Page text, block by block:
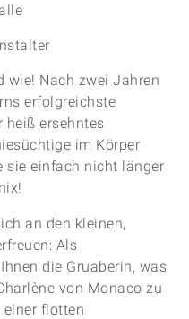
wie! Nach zwei Jahren
erfolgreichste
ersehntes
im Körper
sie einfach nicht länger
an den kleinen,
Als
die Gruaberin, was
von Monaco zu
flotten